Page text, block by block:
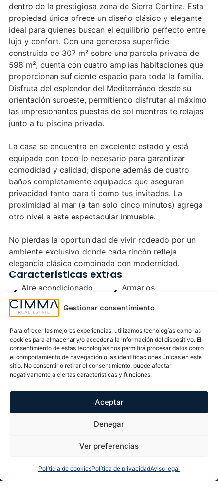
Gestionar consentimiento
Para ofrecer las mejores experiencias, utilizamos tecnologías como las
cookies para almacenar y/o acceder a la información del dispositivo. El
consentimiento de estas tecnologías nos permitirá procesar datos como
el comportamiento de navegación o las identificaciones únicas en este
sitio. No consentir o retirar el consentimiento, puede afectar
negativamente a ciertas características y funciones.
Aceptar
Denegar
Ver preferencias
Políticia de cookiesPolítica de privacidadAviso legal
dentro de la prestigiosa zona de Sierra Cortina. Esta
propiedad única ofrece un diseño clásico y elegante
ideal para quienes buscan el equilibrio perfecto entre
lujo y confort. Con una generosa superficie
construida de 307 m² sobre una parcela privada de
598 m², cuenta con cuatro amplias habitaciones que
proporcionan suficiente espacio para toda la familia.
Disfruta del esplendor del Mediterráneo desde su
orientación suroeste, permitiendo disfrutar al máximo
las impresionantes puestas de sol mientras te relajas
junto a tu piscina privada.
La casa se encuentra en excelente estado y está
equipada con todo lo necesario para garantizar
comodidad y calidad; dispone además de cuatro
baños completamente equipados que aseguran
privacidad tanto para ti como tus invitados. La
proximidad al mar (a tan solo cinco minutos) agrega
otro nivel a este espectacular inmueble.
No pierdas la oportunidad de vivir rodeado por un
ambiente exclusivo donde cada rincón refleja
elegancia clásica combinada con modernidad.
Características extras
Aire acondicionado
central
Armarios
Árboles
Bar
Barbacoa
Cerca de colegios
Chimenea
Electrodomésticos
Jardín
Lavandería
Luz
Pérgola
Piscina privada
Puerta blindada
Trastero
Vistas al Mar
Llamarnos Whatsapp Solicitar llamada Más info